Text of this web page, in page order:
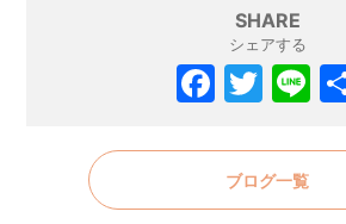
SHARE
シェアする
F
c
e
T
itt
er
Li
e
ブログ一覧